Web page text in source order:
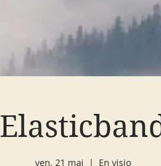
ven. 21 mai
  |
En visio